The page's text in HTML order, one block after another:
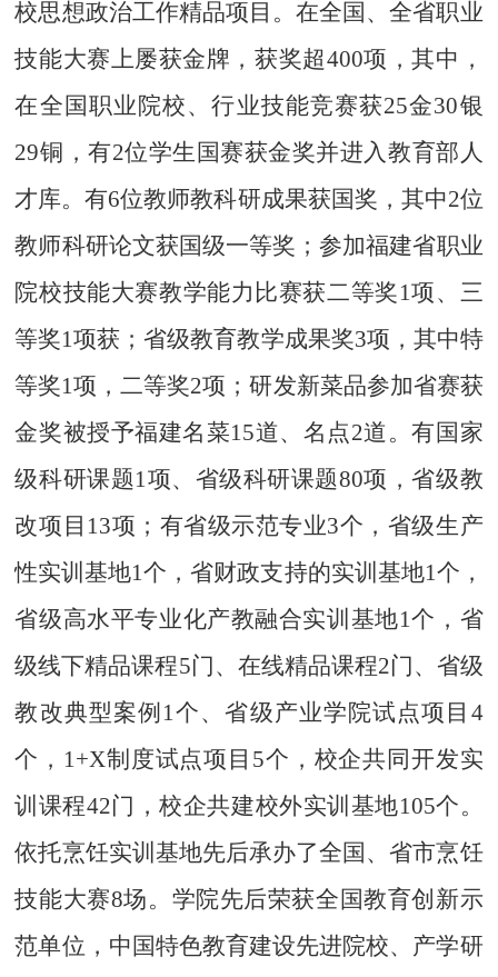
校思想政治工作精品项目。在全国、全省职业
技能大赛上屡获金牌，获奖超400项，其中，
在全国职业院校、行业技能竞赛获25金30银
29铜，有2位学生国赛获金奖并进入教育部人
才库。有6位教师教科研成果获国奖，其中2位
教师科研论文获国级一等奖；参加福建省职业
院校技能大赛教学能力比赛获二等奖1项、三
等奖1项获 ；省级教育教学成果奖3项，其中特
等奖1项，二等奖2项；研发新菜品参加省赛获
金奖被授予福建名菜15道、名点2道。有国家
级科研课题1项、省级科研课题80项，省级教
改项目 13项；有省级示范专业3个，省级生产
性实训基地1个，省财政支持的实训基地1个，
省级高水平专业化产教融合实训基地1个 ， 省
级线下精品课程5门、在线精品课程2门、 省级
教改典型案例 1个、省级产业学院试点项目 4
个 ， 1+X制度试点项目5个， 校企共同开发实
训课程42门，校企共建校外实训基地105个。
依托烹饪实训基地先后承办了全国、省市烹饪
技能大赛8场。学院先后荣获全国教育创新示
范单位，中国特色教育建设先进院校、产学研